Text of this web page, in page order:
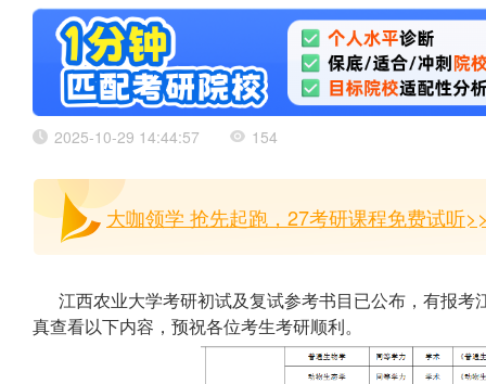
2025-10-29 14:44:57 154
大咖领学 抢先起跑，27考研课程免费试听
江西农业大学考研初试及复试参考书目已公布，有报
真查看以下内容，预祝各位考生考研顺利。